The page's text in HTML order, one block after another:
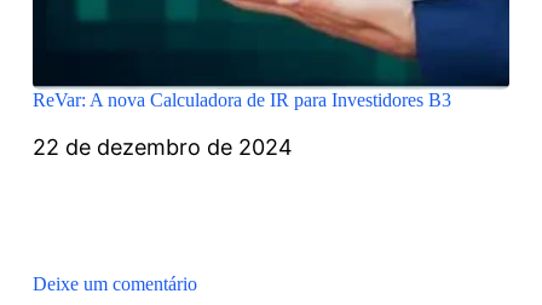
ReVar: A nova Calculadora de IR para Investidores B3
22 de dezembro de 2024
Deixe um comentário